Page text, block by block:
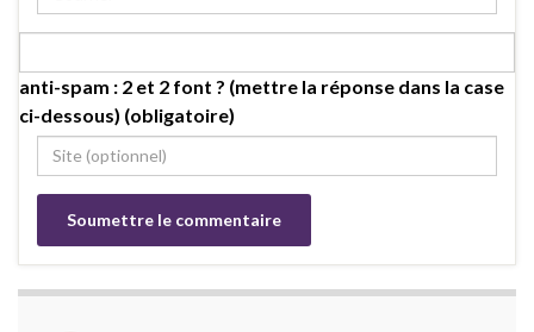
anti-spam : 2 et 2 font ? (mettre la réponse dans la case
ci-dessous) (obligatoire)